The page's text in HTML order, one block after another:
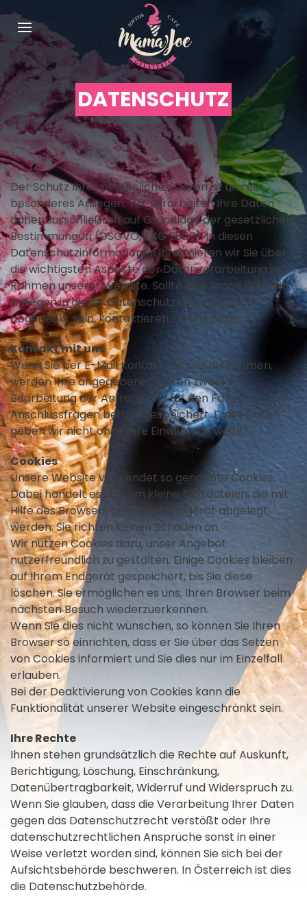
DATENSCHUTZ
Der Schutz Ihrer persönlichen Daten ist uns ein
besonderes Anliegen. Wir verarbeiten Ihre Daten
daher ausschließlich auf Grundlage der gesetzlichen
Bestimmungen (DSGVO, TKG 2003). In diesen
Datenschutzinformationen informieren wir Sie über
die wichtigsten Aspekte der Datenverarbeitung im
Rahmen unserer Website. Sollte eine Frage oder ein
Anliegen in dieser Datenschutzerklärung nicht
abgedeckt sein, kontaktieren Sie uns bitte.
Kontakt mit uns
Wenn Sie per E-Mail Kontakt mit uns aufnehmen,
werden Ihre angegebenen Daten zwecks
Bearbeitung der Anfrage und für den Fall von
Anschlussfragen bei uns gespeichert. Diese Daten
geben wir nicht ohne Ihre Einwilligung weiter.
Cookies
Unsere Website verwendet so genannte Cookies.
Dabei handelt es sich um kleine Textdateien, die mit
Hilfe des Browsers auf Ihrem Endgerät abgelegt
werden. Sie richten keinen Schaden an.
Wir nutzen Cookies dazu, unser Angebot
nutzerfreundlich zu gestalten. Einige Cookies bleiben
auf Ihrem Endgerät gespeichert, bis Sie diese
löschen. Sie ermöglichen es uns, Ihren Browser beim
nächsten Besuch wiederzuerkennen.
Wenn Sie dies nicht wünschen, so können Sie Ihren
Browser so einrichten, dass er Sie über das Setzen
von Cookies informiert und Sie dies nur im Einzelfall
erlauben.
Bei der Deaktivierung von Cookies kann die
Funktionalität unserer Website eingeschränkt sein.
Ihre Rechte
Ihnen stehen grundsätzlich die Rechte auf Auskunft,
Berichtigung, Löschung, Einschränkung,
Datenübertragbarkeit, Widerruf und Widerspruch zu.
Wenn Sie glauben, dass die Verarbeitung Ihrer Daten
gegen das Datenschutzrecht verstößt oder Ihre
datenschutzrechtlichen Ansprüche sonst in einer
Weise verletzt worden sind, können Sie sich bei der
Aufsichtsbehörde beschweren. In Österreich ist dies
die Datenschutzbehörde.